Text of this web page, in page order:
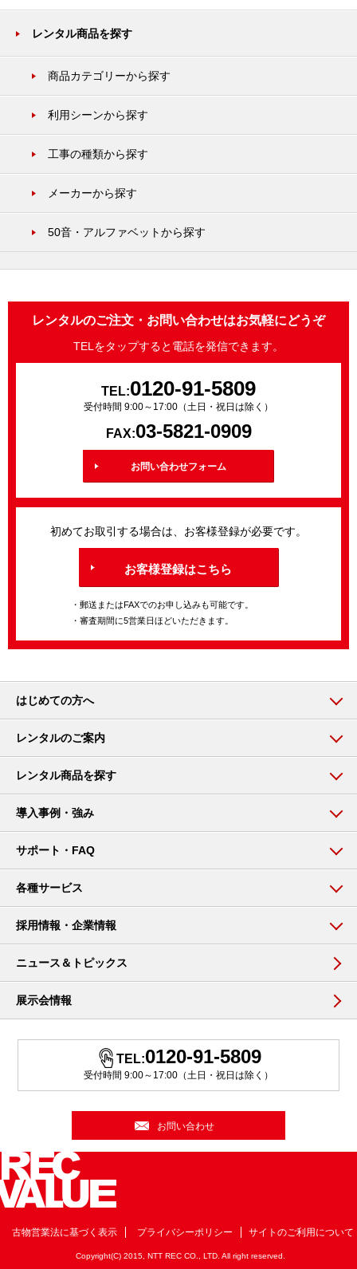
レンタル商品を探す
商品カテゴリーから探す
利用シーンから探す
工事の種類から探す
メーカーから探す
50音・アルファベットから探す
レンタルのご注文・お問い合わせはお気軽にどうぞ
TELをタップすると電話を発信できます。
TEL:0120-91-5809
受付時間 9:00～17:00（土日・祝日は除く）
FAX:03-5821-0909
お問い合わせフォーム
初めてお取引する場合は、お客様登録が必要です。
お客様登録はこちら
・郵送またはFAXでのお申し込みも可能です。
・審査期間に5営業日ほどいただきます。
はじめての方へ
レンタルのご案内
レンタル商品を探す
導入事例・強み
サポート・FAQ
各種サービス
採用情報・企業情報
ニュース＆トピックス
展示会情報
TEL:0120-91-5809
受付時間 9:00～17:00（土日・祝日は除く）
お問い合わせ
古物営業法に基づく表示 プライバシーポリシー サイトのご利用について
Copyright(C) 2015, NTT REC CO., LTD. All right reserved.